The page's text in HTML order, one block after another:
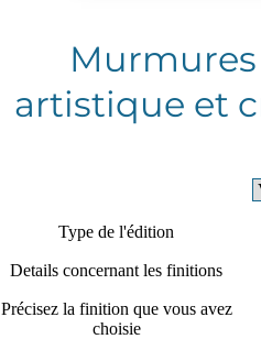
artistique et
Type de l'édition
Details concernant les finitions
Précisez la finition que vous avez
choisie